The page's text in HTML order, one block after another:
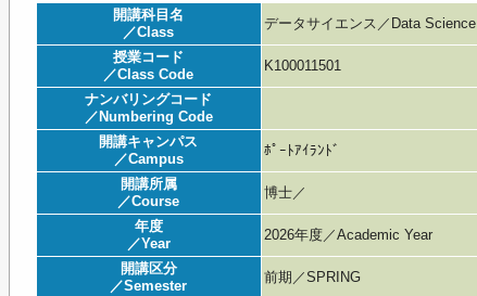
開講科目名
／Class
データサイエンス／Data Science
授業コード
／Class Code
K100011501
ナンバリングコード
／Numbering Code
開講キャンパス
／Campus
ﾎﾟｰﾄｱｲﾗﾝﾄﾞ
開講所属
／Course
博士／
年度
／Year
2026年度／Academic Year
開講区分
／Semester
前期／SPRING